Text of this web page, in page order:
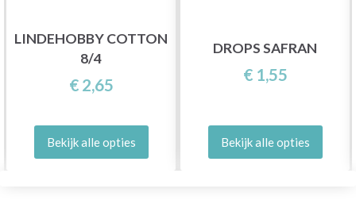
LINDEHOBBY COTTON
8/4
€ 2,65
Bekijk alle opties
DROPS SAFRAN
€ 1,55
Bekijk alle opties